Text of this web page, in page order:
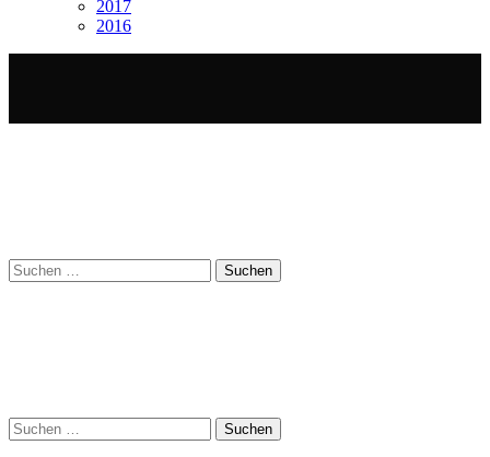
2017
2016
Suchen
nach:
Suchen
nach: